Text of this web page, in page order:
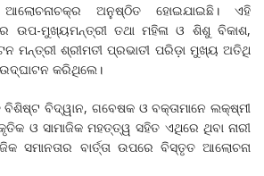
ଆଲୋଚନାଚକ୍ର ଅନୁଷ୍ଠିତ ହୋଇଯାଇଛି। ଏହି
ଉପ-ମୁଖ୍ୟମନ୍ତ୍ରୀ ତଥା ମହିଳା ଓ ଶିଶୁ ବିକାଶ,
ମନ୍ତ୍ରୀ ଶ୍ରୀମତୀ ପ୍ରଭାତୀ ପରିଡ଼ା ମୁଖ୍ୟ ଅତିଥି
କରିଥିଲେ।
ବିଦ୍ୱାନ, ଗବେଷକ ଓ ବକ୍ତାମାନେ ଲକ୍ଷ୍ମୀ
ଓ ସାମାଜିକ ମହତ୍ତ୍ୱ ସହିତ ଏଥିରେ ଥିବା ନାରୀ
ସମାନତାର ବାର୍ତ୍ତା ଉପରେ ବିସ୍ତୃତ ଆଲୋଚନା